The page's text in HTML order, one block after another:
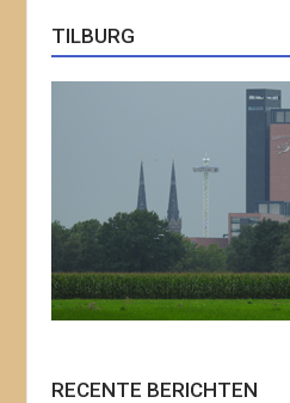
TILBURG
RECENTE BERICHTEN